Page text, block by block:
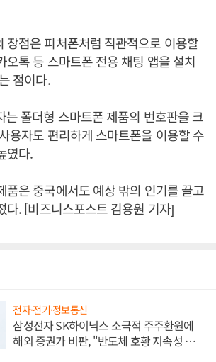
장점은 피처폰처럼 직관적으로 이용할
오톡 등 스마트폰 전용 채팅 앱을 설치
점이다.
는 폴더형 스마트폰 제품의 번호판을 크
용자도 편리하게 스마트폰을 이용할 수
였다.
품은 중국에서도 예상 밖의 인기를 끌고
다. [비즈니스포스트 김용원 기자]
전자·전기·정보통신
삼성전자 SK하이닉스 소극적 주주환원에
해외 증권가 비판, "반도체 호황 지속성 의